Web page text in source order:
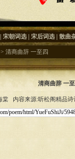
宋朝词选 宋后词选 散曲
清商曲辞 一至四
清商曲辞 一
棠 内容来源:听松阁精品